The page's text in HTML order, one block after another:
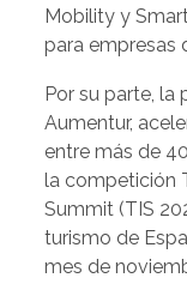
Mobility y
para empresas
Por su parte,
Aumentur,
entre más de
la competición
Summit (TIS
turismo de
mes de